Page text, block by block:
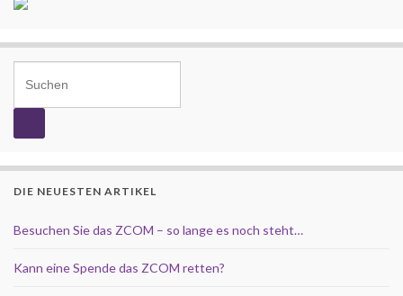
DIE NEUESTEN ARTIKEL
Besuchen Sie das ZCOM – so lange es noch steht…
Kann eine Spende das ZCOM retten?